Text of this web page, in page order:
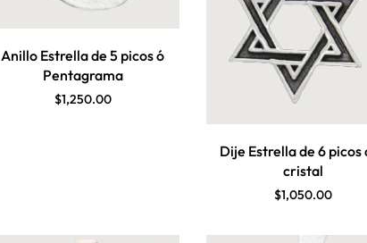
Anillo Estrella de 5 picos ó
Pentagrama
$1,250.00
Dije Estrella de 6 picos
cristal
$1,050.00